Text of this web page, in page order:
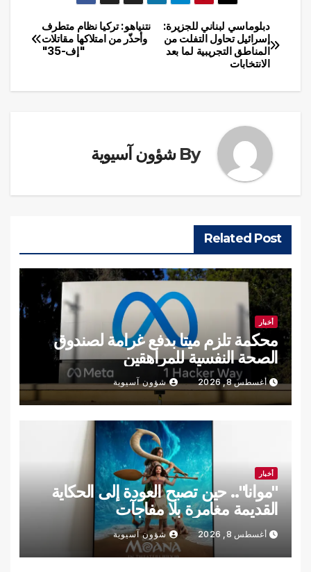
تصفّح
المقالات
نتنياهو: تركيا نظام متطرف
وأحذّر من امتلاكها مقاتلات
"إف-35"
دبلوماسي لبناني للجزيرة:
إسرائيل تحاول التفلت من
المناطق التجريبية لما بعد
الانتخابات
By شؤون آسيوية
Related Post
أخبار
محكمة تلزم ميتا بدفع غرامة لصندوق
الصحة النفسية للمراهقين
أغسطس 8, 2026 شؤون آسيوية
أخبار
"موانا".. حين تصبح العودة إلى الحكاية
القديمة مغامرة بلا مفاجآت
أغسطس 8, 2026 شؤون آسيوية